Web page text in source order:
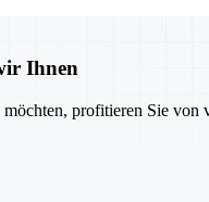
Ihnen
profitieren Sie